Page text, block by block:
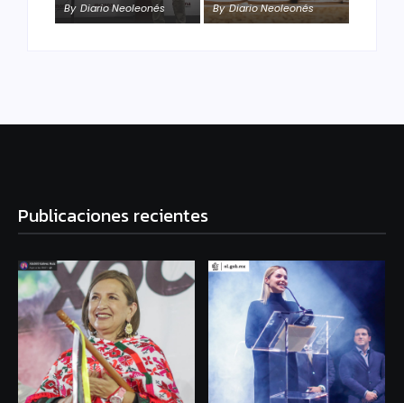
By Diario Neoleonés By Diario Neoleonés
Publicaciones recientes